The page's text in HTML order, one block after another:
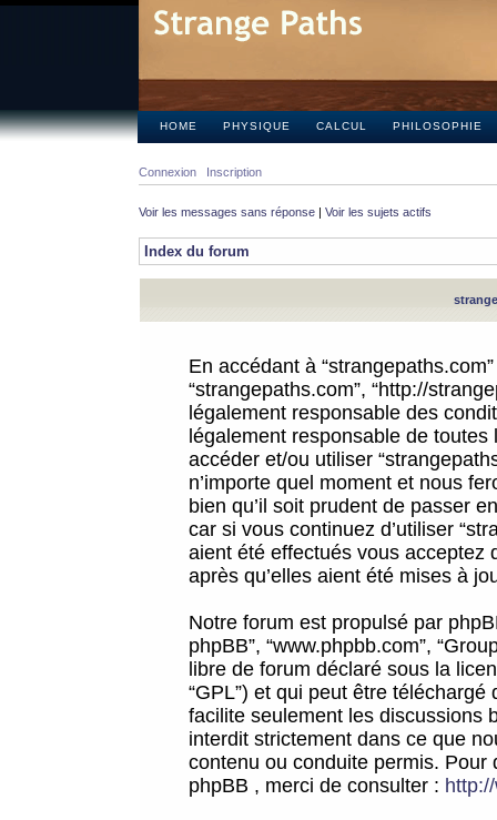
HOME PHYSIQUE CALCUL PHILOSOPHIE
Connexion Inscription
Voir les messages sans réponse | Voir les sujets actifs
Index du forum
En accédant à
“strangepaths.com”, “http://
légalement responsable des
légalement responsable de
accéder et/ou utiliser
n’importe quel moment et nous
bien qu’il soit prudent de passer
car si vous continuez d’utiliser
aient été effectués vous acceptez
après qu’elles aient été mises à
Notre forum est propulsé par
phpBB”, “www.phpbb.com”,
libre de forum déclaré sous la
“GPL”) et qui peut être téléchargé
facilite seulement les discussions
interdit strictement dans ce que
contenu ou conduite permis.
phpBB , merci de consulter :